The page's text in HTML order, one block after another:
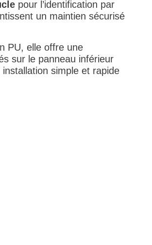
pour l’identification par
un maintien sécurisé
PU, elle offre une
sur le panneau inférieur
simple et rapide